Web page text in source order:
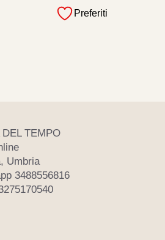
Preferiti
DEL TEMPO
Umbria
3488556816